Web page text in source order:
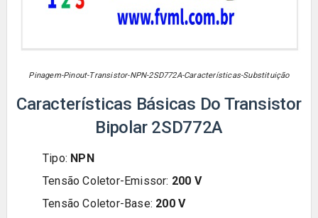
Pinagem-Pinout-Transistor-NPN-2SD772A-Características-Substituição
Características Básicas Do Transistor
Bipolar 2SD772A
Tipo: NPN
Tensão Coletor-Emissor: 200 V
Tensão Coletor-Base: 200 V